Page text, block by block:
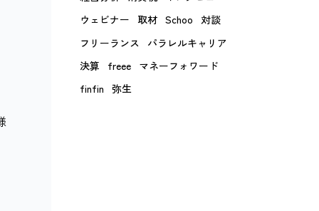
ウェビナー
取材 Schoo 対談
フリーランス
パラレルキャリア
決算
freee
マネーフォワード
finfin
弥生